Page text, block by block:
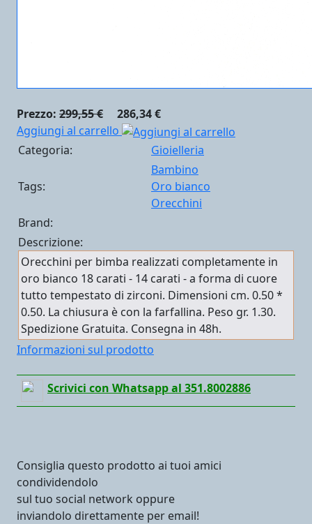
Prezzo: 299,55 €
286,34 €
Aggiungi al carrello
Categoria:
Gioielleria
Tags:
Bambino
Oro bianco
Orecchini
Brand:
Descrizione:
Orecchini per bimba realizzati completamente in
oro bianco 18 carati - 14 carati - a forma di cuore
tutto tempestato di zirconi. Dimensioni cm. 0.50 *
0.50. La chiusura è con la farfallina. Peso gr. 1.30.
Spedizione Gratuita. Consegna in 48h.
Informazioni sul prodotto
Scrivici con Whatsapp al 351.8002886
Consiglia questo prodotto ai tuoi amici
condividendolo
sul tuo social network oppure
inviandolo direttamente per email!